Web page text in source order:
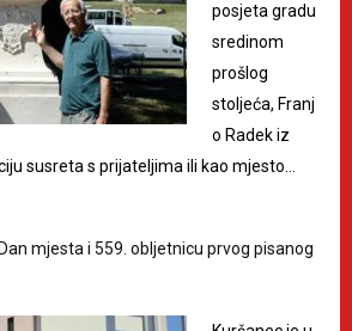
posjeta gradu
sredinom
prošlog
stoljeća, Franj
o Radek iz
susreta s prijateljima ili kao mjesto…
mjesta i 559. obljetnicu prvog pisanog